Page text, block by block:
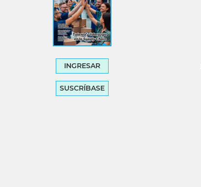
INGRESAR
SUSCRÍBASE